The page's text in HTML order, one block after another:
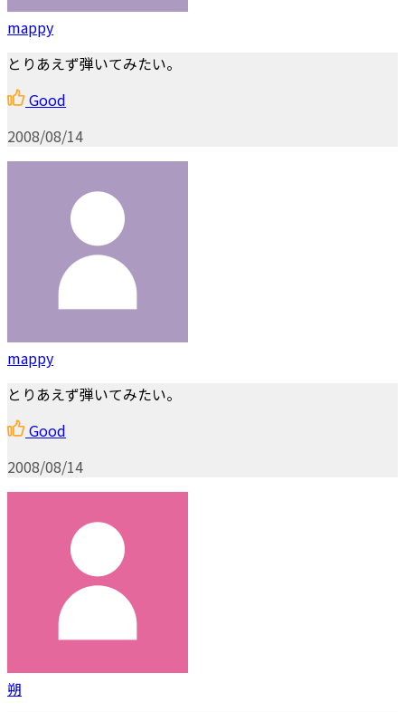
mappy
とりあえず弾いてみたい。
Good
2008/08/14
mappy
とりあえず弾いてみたい。
Good
2008/08/14
朔